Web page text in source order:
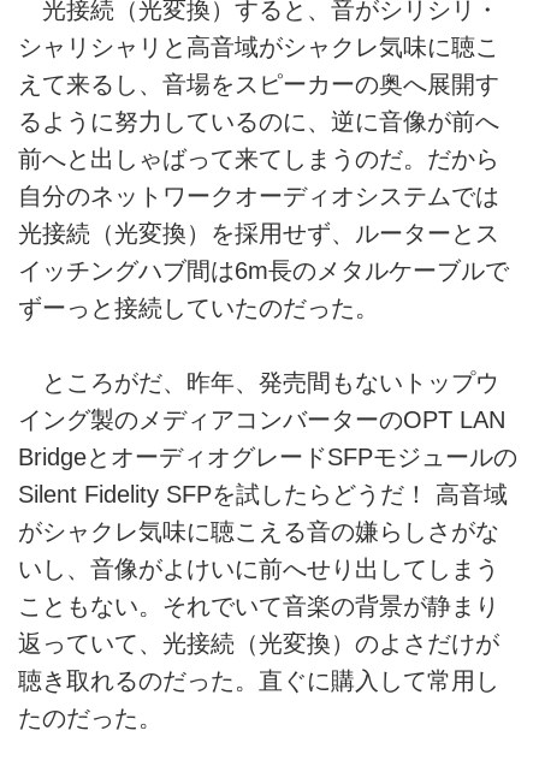
光接続（光変換）すると、音がシリシリ・
シャリシャリと高音域がシャクレ気味に聴こ
えて来るし、音場をスピーカーの奥へ展開す
るように努力しているのに、逆に音像が前へ
前へと出しゃばって来てしまうのだ。だから
自分のネットワークオーディオシステムでは
光接続（光変換）を採用せず、ルーターとス
イッチングハブ間は6m長のメタルケーブルで
ずーっと接続していたのだった。
ところがだ、昨年、発売間もないトップウ
イング製のメディアコンバーターのOPT LAN
BridgeとオーディオグレードSFPモジュールの
Silent Fidelity SFPを試したらどうだ！ 高音域
がシャクレ気味に聴こえる音の嫌らしさがな
いし、音像がよけいに前へせり出してしまう
こともない。それでいて音楽の背景が静まり
返っていて、光接続（光変換）のよさだけが
聴き取れるのだった。直ぐに購入して常用し
たのだった。